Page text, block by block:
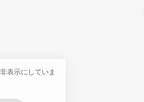
表示にしていま